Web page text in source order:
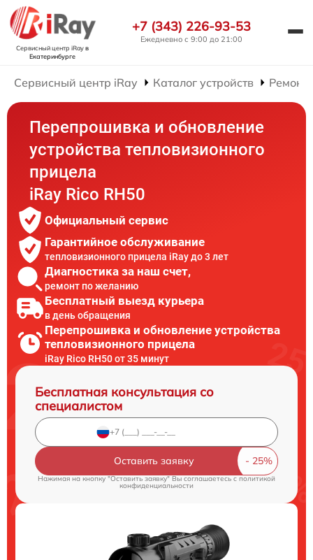
Сервисный центр iRayв
Екатеринбурге
+7 (343) 226-93-53
Ежедневно с 9:00 до 21:00
Сервисный центр iRay Каталог устройств Ремонт
Перепрошивка и обновление
устройства тепловизионного
прицела
iRay Rico RH50
Официальный сервис
Гарантийное обслуживание
тепловизионного прицела iRay до 3 лет
Диагностика за наш счет,
ремонт по желанию
Бесплатный выезд курьера
в день обращения
Перепрошивка и обновление устройства
тепловизионного прицела
iRay Rico RH50 от 35 минут
Бесплатная консультация со
специалистом
Оставить заявку
Нажимая на кнопку "Оставить заявку" Вы соглашаетесь cполитикой
конфиденциальности